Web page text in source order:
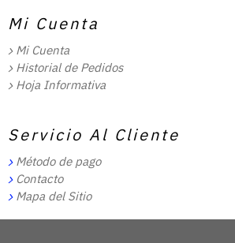
Mi Cuenta
Mi Cuenta
Historial de Pedidos
Hoja Informativa
Servicio Al Cliente
Método de pago
Contacto
Mapa del Sitio